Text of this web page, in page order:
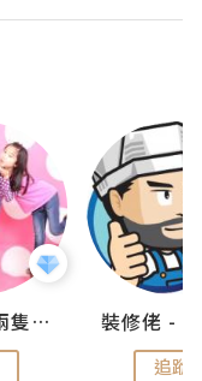
儍媽媽與兩隻小魔怪之家
追蹤